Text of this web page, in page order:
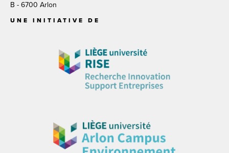
B - 6700 Arlon
UNE INITIATIVE DE